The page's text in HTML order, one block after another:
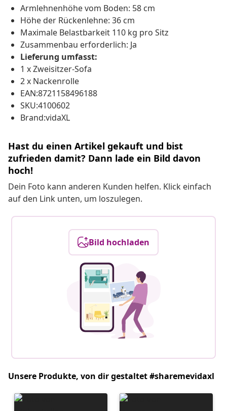
Armlehnenhöhe vom Boden: 58 cm
Höhe der Rückenlehne: 36 cm
Maximale Belastbarkeit 110 kg pro Sitz
Zusammenbau erforderlich: Ja
Lieferung umfasst:
1 x Zweisitzer-Sofa
2 x Nackenrolle
EAN:8721158496188
SKU:4100602
Brand:vidaXL
Hast du einen Artikel gekauft und bist
zufrieden damit? Dann lade ein Bild davon
hoch!
Dein Foto kann anderen Kunden helfen. Klick einfach
auf den Link unten, um loszulegen.
Bild hochladen
Unsere Produkte, von dir gestaltet #sharemevidaxl